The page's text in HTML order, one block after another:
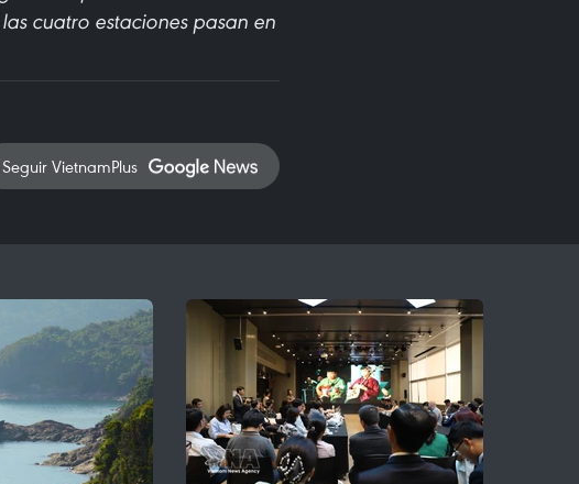
cuatro estaciones pasan en
Seguir VietnamPlus